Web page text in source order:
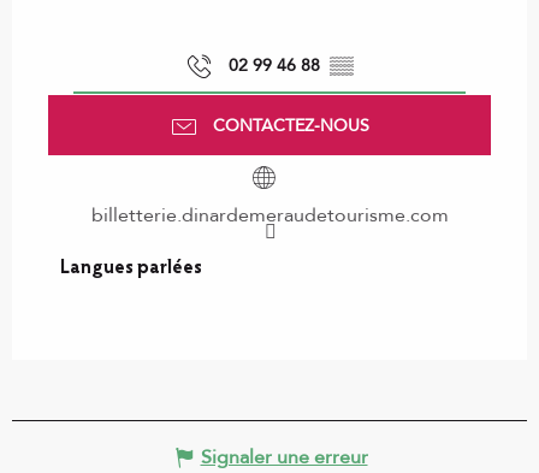
02 99 46 88 ▒▒
CONTACTEZ-NOUS
billetterie.dinardemeraudetourisme.com
Langues parlées
Langues parlées
Signaler une erreur